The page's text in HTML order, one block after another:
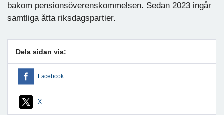
bakom pensionsöverenskommelsen. Sedan 2023 ingår
samtliga åtta riksdagspartier.
Dela sidan via:
Facebook
X